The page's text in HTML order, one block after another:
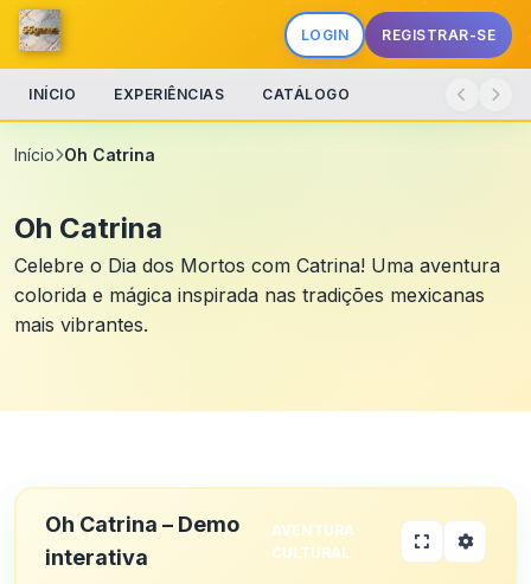
LOGIN REGISTRAR-SE
INÍCIO EXPERIÊNCIAS CATÁLOGO
Início Oh Catrina
Oh Catrina
Celebre o Dia dos Mortos com Catrina! Uma aventura
colorida e mágica inspirada nas tradições mexicanas
mais vibrantes.
Oh Catrina – Demo
interativa
AVENTURA
CULTURAL